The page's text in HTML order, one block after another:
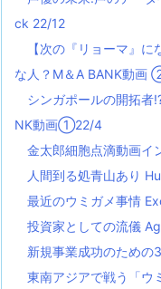
ck 22/12
【次の『リョーマ』
な人？M＆A BANK動画
シンガポールの開拓者
NK動画①22/4
金太郎細胞点滴動画イ
人間到る処青山あり
最近のウミガメ事情
投資家としての流儀
新規事業成功のための
東南アジアで戦う「ウ